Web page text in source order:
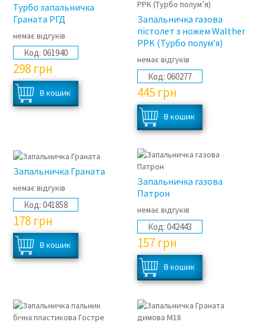
Турбо запальничка
Граната РГД
немає відгуків
Код: 061940
298 грн
Запальничка газова
пістолет з ножем Walther
PPK (Турбо полум’я)
немає відгуків
Код: 060277
445 грн
Запальничка Граната
немає відгуків
Код: 041858
178 грн
Запальничка газова
Патрон
немає відгуків
Код: 042443
157 грн